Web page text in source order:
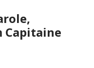
Capitaine